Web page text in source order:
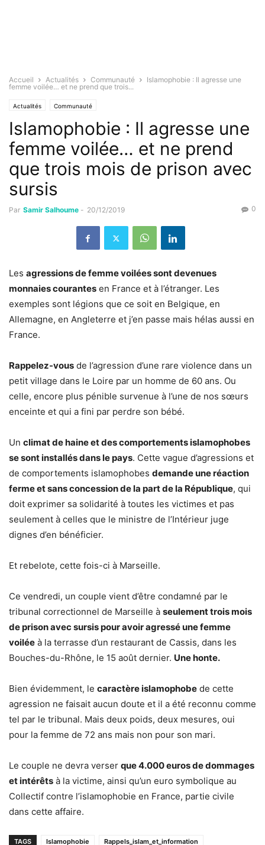
Accueil Actualités Communauté
Islamophobie : Il agresse une
femme voilée… et ne prend que trois...
Actualités Communauté
Islamophobie : Il agresse une
femme voilée… et ne prend
que trois mois de prison avec
sursis
Par Samir Salhoume - 20/12/2019 0
Les agressions de femme voilées sont devenues
monnaies courantes en France et à l’étranger. Les
exemples sont légions que ce soit en Belgique, en
Allemagne, en Angleterre et j’en passe mais hélas aussi en
France.
Rappelez-vous de l’agression d’une rare violence dans un
petit village dans le Loire par un homme de 60 ans. Ou
celle, encore plus pénible survenue à l’une de nos sœurs
enceinte et qui a fini par perdre son bébé.
Un climat de haine et des comportements islamophobes
se sont installés dans le pays. Cette vague d’agressions et
de comportements islamophobes demande une réaction
ferme et sans concession de la part de la République, qui
doit exprimer sa solidarité à toutes les victimes et pas
seulement à celles que le ministre de l’Intérieur juge
dignes d’en bénéficier.
Et rebelote, cette fois-ci à Marseille.
Ce vendredi, un couple vient d’être condamné par le
tribunal correctionnel de Marseille à seulement trois mois
de prison avec sursis pour avoir agressé une femme
voilée à la terrasse d’un restaurant de Cassis, dans les
Bouches-du-Rhône, le 15 août dernier. Une honte.
Bien évidemment, le caractère islamophobe de cette
agression ne faisait aucun doute et il a été reconnu comme
tel par le tribunal. Mais deux poids, deux mesures, oui
pour la femme de 72 ans mais non pour son mari.
Le couple ne devra verser que 4.000 euros de dommages
et intérêts à la victime, ainsi qu’un euro symbolique au
Collectif contre l’islamophobie en France, partie civile
dans cette affaire.
TAGS Islamophobie Rappels_islam_et_information